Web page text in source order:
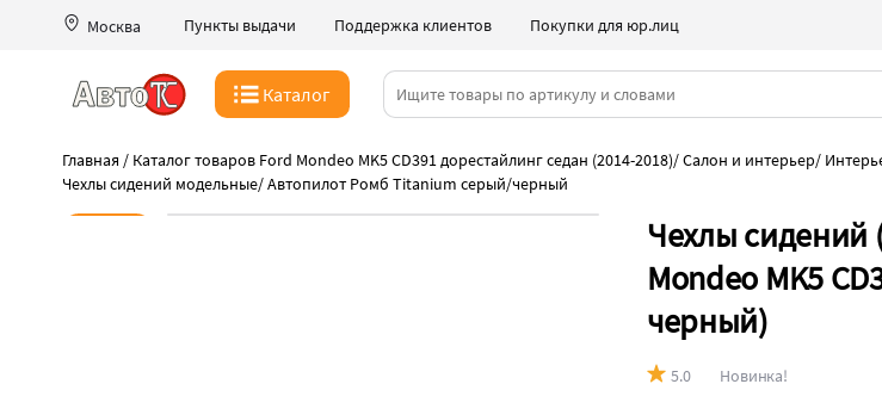
Москва Пункты выдачи Поддержка клиентов Покупки для юр.лиц
Каталог
Главная / Каталог товаров Ford Mondeo MK5 CD391 дорестайлинг седан (2014-2018)/Салон и интерьер/
Чехлы сидений модельные/Автопилот Ромб Titanium серый/черный
Чехлы сидений
Mondeo MK5
черный)
5.0 Новинка!